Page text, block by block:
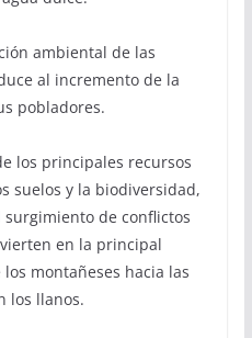
ambiental de las
al incremento de la
pobladores.
los principales recursos
suelos y la biodiversidad,
de conflictos
en la principal
montañeses hacia las
los llanos.